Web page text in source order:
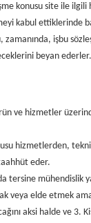
konusu site ile ilgili
kabul ettiklerinde
işbu
beyan ederler.
ve hizmetler
hizmetlerden,
eder.
tersine mühendislik
veya elde etmek
aksi halde ve 3.